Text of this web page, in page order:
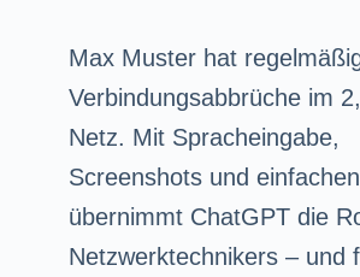
Max Muster hat
Verbindungsabbrüche im
Netz. Mit Spracheingabe,
Screenshots und
übernimmt ChatGPT die
Netzwerktechnikers – und